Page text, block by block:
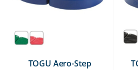
TOGU Aero-Step